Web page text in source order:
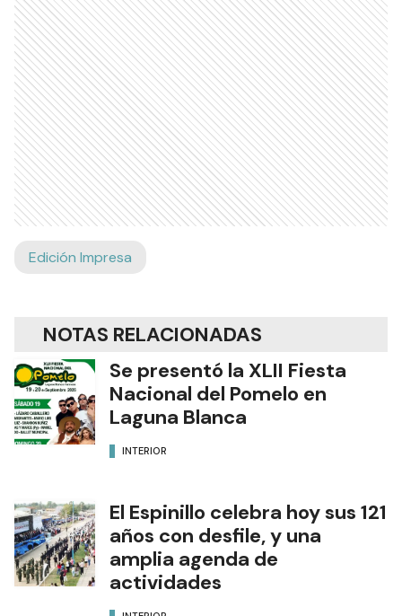
Edición Impresa
NOTAS RELACIONADAS
Se presentó la XLII Fiesta
Nacional del Pomelo en
Laguna Blanca
INTERIOR
El Espinillo celebra hoy sus 121
años con desfile, y una
amplia agenda de
actividades